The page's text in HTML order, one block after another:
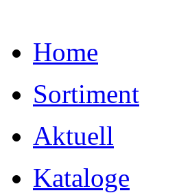
Home
Sortiment
Aktuell
Kataloge